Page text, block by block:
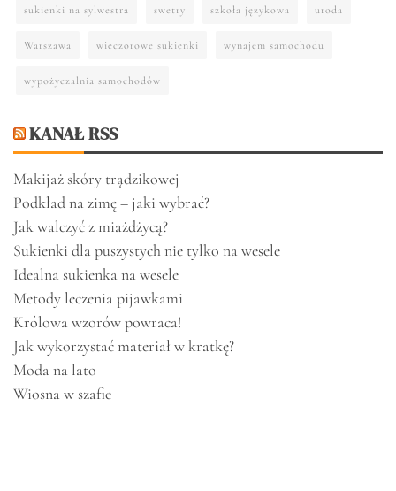
sukienki na sylwestra swetry szkoła językowa uroda
Warszawa wieczorowe sukienki wynajem samochodu
wypożyczalnia samochodów
KANAŁ RSS
Makijaż skóry trądzikowej
Podkład na zimę – jaki wybrać?
Jak walczyć z miażdżycą?
Sukienki dla puszystych nie tylko na wesele
Idealna sukienka na wesele
Metody leczenia pijawkami
Królowa wzorów powraca!
Jak wykorzystać materiał w kratkę?
Moda na lato
Wiosna w szafie